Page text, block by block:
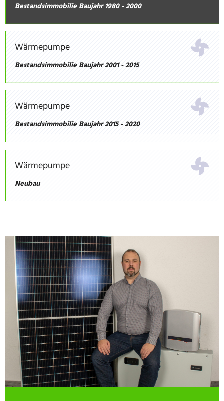
Bestandsimmobilie Baujahr 1980 - 2000
Wärmepumpe
Bestandsimmobilie Baujahr 2001 - 2015
Wärmepumpe
Bestandsimmobilie Baujahr 2015 - 2020
Wärmepumpe
Neubau